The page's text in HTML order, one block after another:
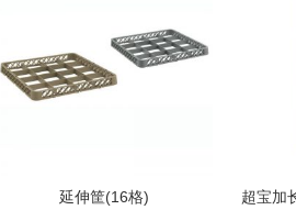
延伸筐(16格) 超宝加